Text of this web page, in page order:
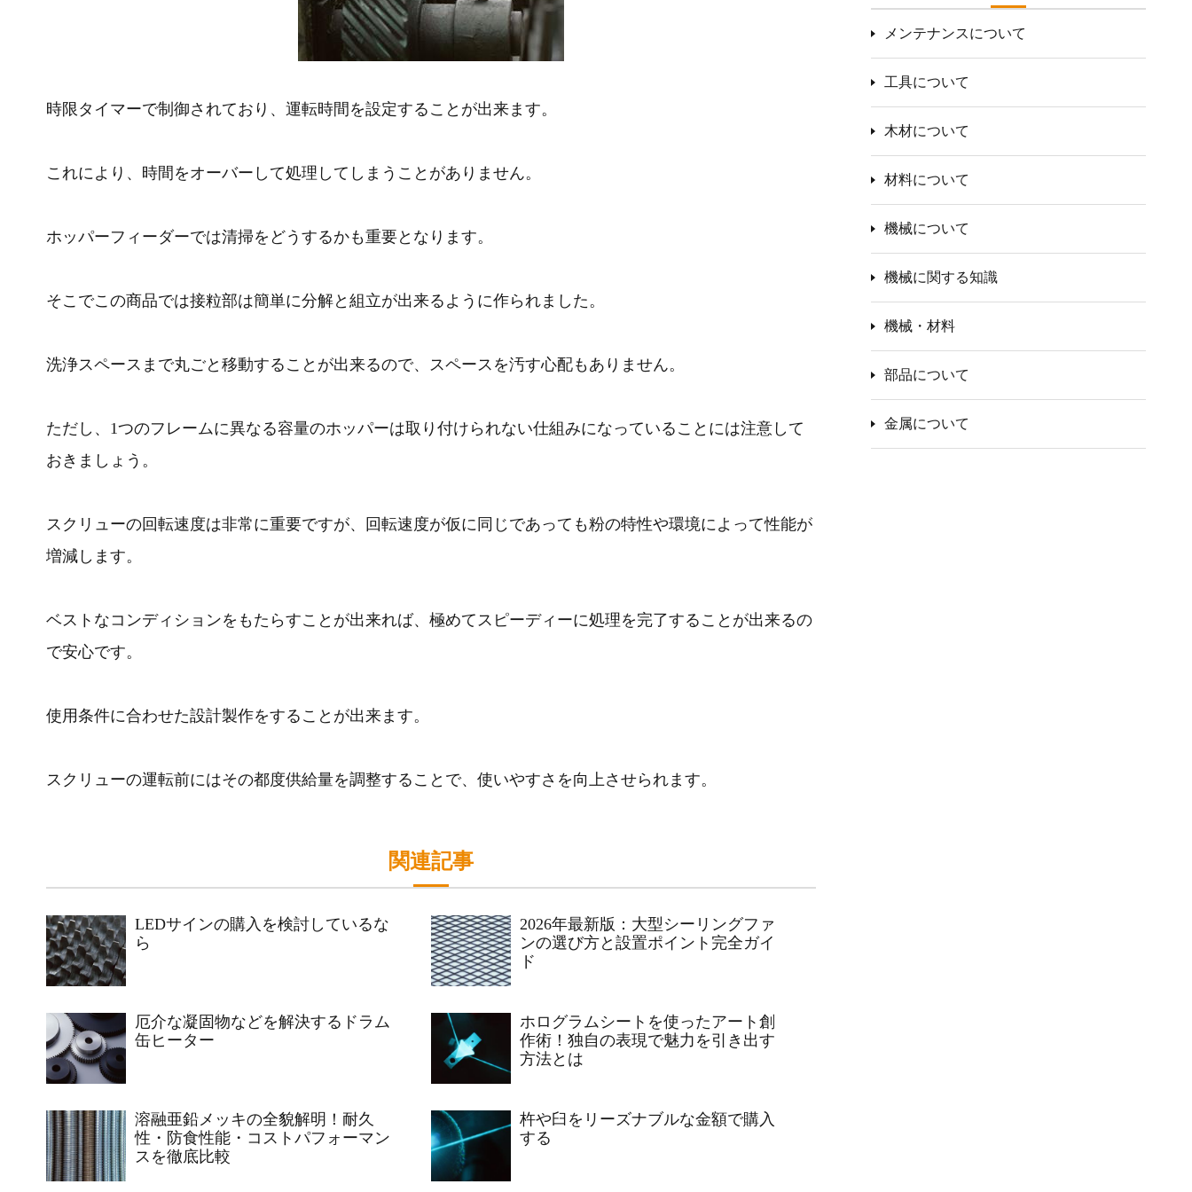
時限タイマーで制御されており、運転時間を設定することが出来ます。
これにより、時間をオーバーして処理してしまうことがありません。
ホッパーフィーダーでは清掃をどうするかも重要となります。
そこでこの商品では接粒部は簡単に分解と組立が出来るように作られました。
洗浄スペースまで丸ごと移動することが出来るので、スペースを汚す心配もありません。
ただし、1つのフレームに異なる容量のホッパーは取り付けられない仕組みになっていることには注意して
おきましょう。
スクリューの回転速度は非常に重要ですが、回転速度が仮に同じであっても粉の特性や環境によって性能が
増減します。
ベストなコンディションをもたらすことが出来れば、極めてスピーディーに処理を完了することが出来るの
で安心です。
使用条件に合わせた設計製作をすることが出来ます。
スクリューの運転前にはその都度供給量を調整することで、使いやすさを向上させられます。
関連記事
LEDサインの購入を検討しているな
ら
2026年最新版：大型シーリングファ
ンの選び方と設置ポイント完全ガイ
ド
厄介な凝固物などを解決するドラム
缶ヒーター
ホログラムシートを使ったアート創
作術！独自の表現で魅力を引き出す
方法とは
溶融亜鉛メッキの全貌解明！耐久
性・防食性能・コストパフォーマン
スを徹底比較
杵や臼をリーズナブルな金額で購入
する
メンテナンスについて
工具について
木材について
材料について
機械について
機械に関する知識
機械・材料
部品について
金属について